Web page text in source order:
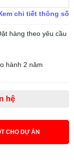
chi tiết thông số
hàng theo yêu cầu
hành 2 năm
hệ
CHO DỰ ÁN